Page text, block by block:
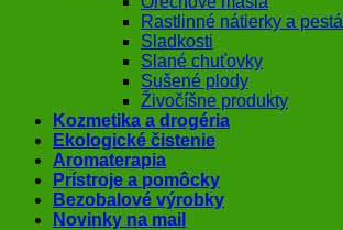
Rastlinné nátierky a pestá
Sladkosti
Slané chuťovky
Sušené plody
Živočíšne produkty
Kozmetika a drogéria
Ekologické čistenie
Aromaterapia
Prístroje a pomôcky
Bezobalové výrobky
Novinky na mail